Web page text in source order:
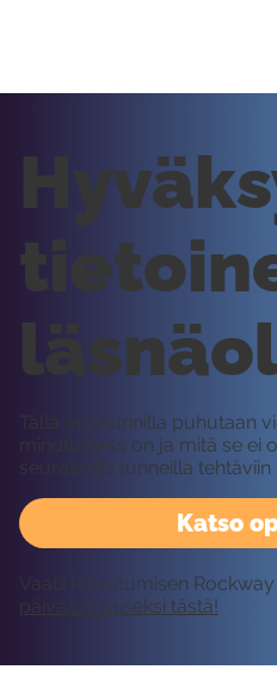
Katso
Tällä oppitunnilla puhutaan
mindfulness on ja mitä se ei
seuraavilla tunneilla
Vaatii kirjautumisen
päivää ilmaiseksi tästä!